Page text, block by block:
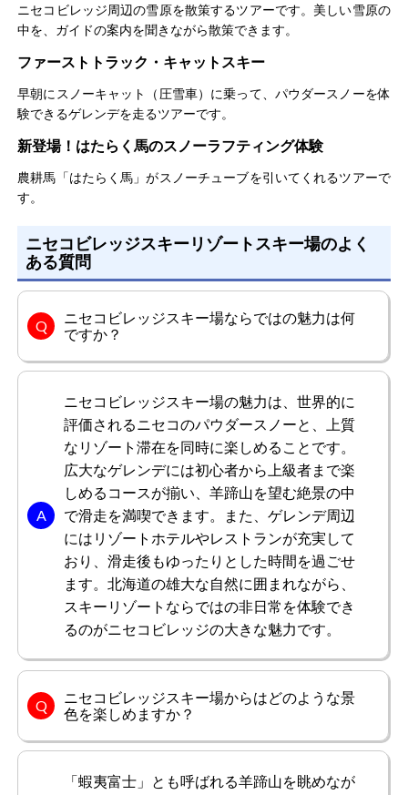
ニセコビレッジ周辺の雪原を散策するツアーです。美しい雪原の
中を、ガイドの案内を聞きながら散策できます。
ファーストトラック・キャットスキー
早朝にスノーキャット（圧雪車）に乗って、パウダースノーを体
験できるゲレンデを走るツアーです。
新登場！はたらく馬のスノーラフティング体験
農耕馬「はたらく馬」がスノーチューブを引いてくれるツアーで
す。
ニセコビレッジスキーリゾートスキー場のよく
ある質問
ニセコビレッジスキー場ならではの魅力は何
ですか？
ニセコビレッジスキー場の魅力は、世界的に
評価されるニセコのパウダースノーと、上質
なリゾート滞在を同時に楽しめることです。
広大なゲレンデには初心者から上級者まで楽
しめるコースが揃い、羊蹄山を望む絶景の中
で滑走を満喫できます。また、ゲレンデ周辺
にはリゾートホテルやレストランが充実して
おり、滑走後もゆったりとした時間を過ごせ
ます。北海道の雄大な自然に囲まれながら、
スキーリゾートならではの非日常を体験でき
るのがニセコビレッジの大きな魅力です。
ニセコビレッジスキー場からはどのような景
色を楽しめますか？
「蝦夷富士」とも呼ばれる羊蹄山を眺めなが